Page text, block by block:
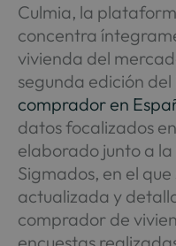
Culmia, la
concentra
vivienda del
segunda edición del
comprador en
datos focalizados en
elaborado junto a
Sigmados, en el
actualizada y
comprador de